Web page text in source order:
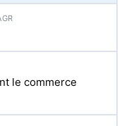
le commerce